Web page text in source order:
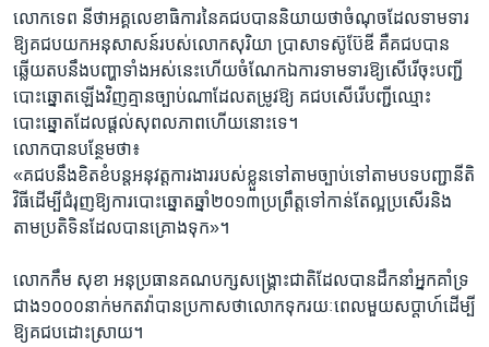
លោក​ទេព នីថា​អគ្គលេខាធិការ​នៃ​គជប​បាន​និយាយ​ថា​ចំណុច​ដែល​ទាមទារ​
ឱ្យ​គជប​យក​អនុសាសន៍របស់​លោក​សុរិយា ប្រាសាទ​ស៊ូប៊ែ​ឌី​ គឺ​គជប​បាន​
ឆ្លើយតប​នឹង​បញ្ហាទាំង​អស់​នេះ​ហើយ​ចំណែក​ឯ​ការទាមទារ​ឱ្យ​សើរើចុះ​បញ្ជី​
បោះឆ្នោត​ឡើង​វិញ​គ្មាន​ច្បាប់​ណា​ដែល​តម្រូវ​ឱ្យ គជប​សើរើ​បញ្ជី​ឈ្មោះ​
បោះឆ្នោត​ដែល​ផ្តល់​សុពលភាព​ហើយ​នោះ​ទេ។​
លោក​បាន​បន្ថែម​ថា៖
«គជប​នឹង​ខិតខំ​បន្ត​អនុវត្ត​ការងារ​របស់​ខ្លួន​ទៅ​តាម​ច្បាប់​ទៅ​តាម​បទ​បញ្ជា​នីតិ
វិធី​ដើម្បី​ជំរុញ​ឱ្យ​ការ​បោះ​ឆ្នោត​ឆ្នាំ​២០១៣​ប្រព្រឹត្ត​ទៅ​កាន់តែ​ល្អប្រសើរ​និង​
តាម​ប្រតិទិន​ដែល​បាន​គ្រោង​ទុក»។​
លោក​កឹម​ សុខា​ អនុប្រធាន​គណបក្ស​សង្គ្រោះជាតិ​ដែល​បាន​ដឹកនាំ​អ្នក​គាំទ្រ​
ជាង​១០០០​នាក់​មក​តវ៉ា​បាន​ប្រកាស​ថា​លោក​ទុក​រយៈពេល​មួយ​សប្តាហ៍​ដើម្បី​
ឱ្យ​គជប​ដោះ​ស្រាយ។​